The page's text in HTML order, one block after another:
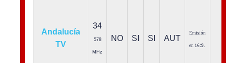
Andalucía
TV
34
578
MHz
NO SI SI AUT
Emisión
en 16:9.